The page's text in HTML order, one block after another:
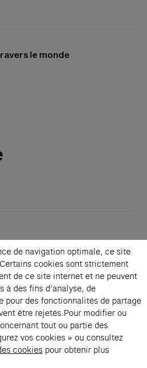
le monde

→
vous acceptez notre politique de
de navigation optimale, ce site
cookies sont strictement
de ce site internet et ne peuvent
à des fins d’analyse, de
pour des fonctionnalités de partage
être rejetés.Pour modifier ou
tout ou partie des
vos cookies » ou consultez
cookies pour obtenir plus